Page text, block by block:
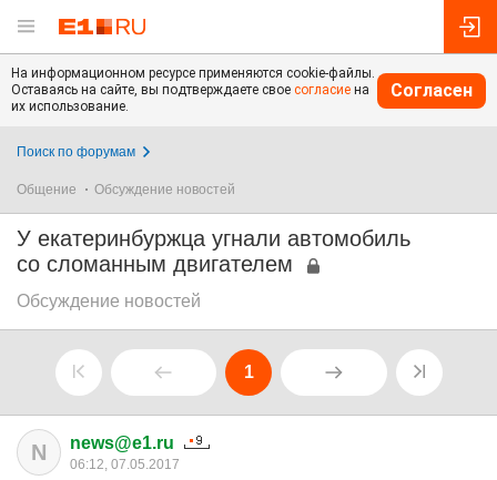
На информационном ресурсе применяются cookie-файлы.
Оставаясь на сайте, вы подтверждаете свое согласие на
их использование.
Согласен
Поиск по форумам
Общение Обсуждение новостей
У екатеринбуржца угнали автомобиль
со сломанным двигателем
Обсуждение новостей
1
N news@e1.ru
06:12, 07.05.2017